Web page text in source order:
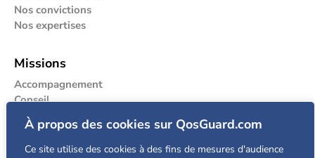
À propos des cookies sur QosGuard.com
Ce site utilise des cookies à des fins de mesures d'audience
Nos convictions
Nos expertises
Missions
Accompagnement
Conseil
Audit
Expertise